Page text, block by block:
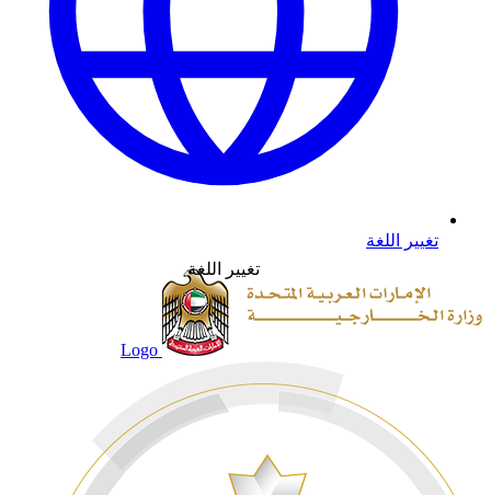
تغيير اللغة
تغيير اللغة
Logo